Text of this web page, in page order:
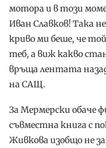
мотора и в този
Иван Славков! Така
криво ми беше, че
теб, а виж какво
връща лентата
на САЩ.
За Мермерски обаче
съвместна книга с
Живкова изобщо не